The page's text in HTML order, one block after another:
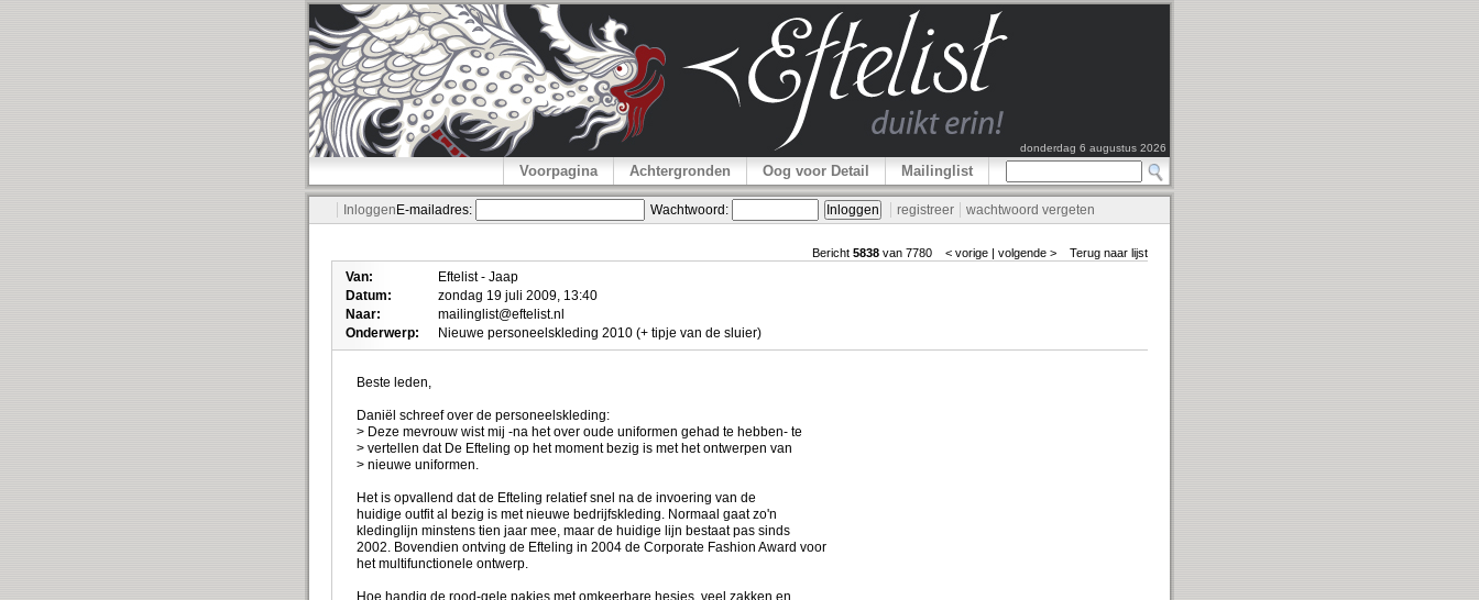
donderdag 6 augustus 2026
Voorpagina Achtergronden Oog voor Detail Mailinglist
Inloggen E-mailadres: Wachtwoord: registreer wachtwoord vergeten
Bericht 5838 van 7780 < vorige | volgende > Terug naar lijst
Van:
Eftelist - Jaap
Datum:
zondag 19 juli 2009, 13:40
Naar:
mailinglist@eftelist.nl
Onderwerp:
Nieuwe personeelskleding 2010 (+ tipje van de sluier)
Beste leden,
Daniël schreef over de personeelskleding:
> Deze mevrouw wist mij -na het over oude uniformen gehad te hebben- te
> vertellen dat De Efteling op het moment bezig is met het ontwerpen van
> nieuwe uniformen.
Het is opvallend dat de Efteling relatief snel na de invoering van de
huidige outfit al bezig is met nieuwe bedrijfskleding. Normaal gaat zo'n
kledinglijn minstens tien jaar mee, maar de huidige lijn bestaat pas sinds
2002. Bovendien ontving de Efteling in 2004 de Corporate Fashion Award voor
het multifunctionele ontwerp.
Hoe handig de rood-gele pakjes met omkeerbare hesjes, veel zakken en